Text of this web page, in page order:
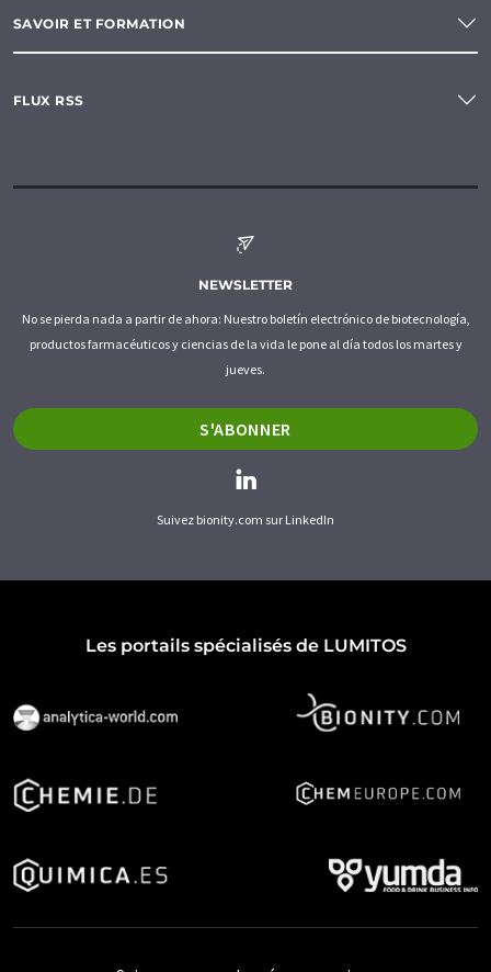
SAVOIR ET FORMATION
FLUX RSS
NEWSLETTER
No se pierda nada a partir de ahora: Nuestro boletín electrónico de biotecnología,
productos farmacéuticos y ciencias de la vida le pone al día todos los martes y
jueves.
S'ABONNER
Suivez bionity.com sur LinkedIn
Les portails spécialisés de LUMITOS